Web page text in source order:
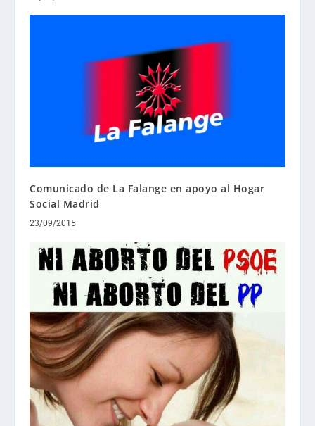
Comunicado de La Falange en apoyo al Hogar
Social Madrid
23/09/2015